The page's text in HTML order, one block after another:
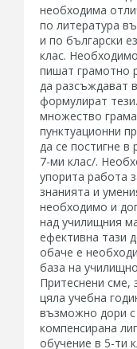
необходима
по литература
и по български
клас.
пишат грамотно
да разсъждават
формулират
множество
пунктуационни
да се постигне в
7-ми клас/.
упорита работа
знанията и
необходимо и
над училищния
ефективна тази
обаче е
база на
Притеснени сме,
цяла учебна
възможно дори с
компенсирана
обучение в 5-ти